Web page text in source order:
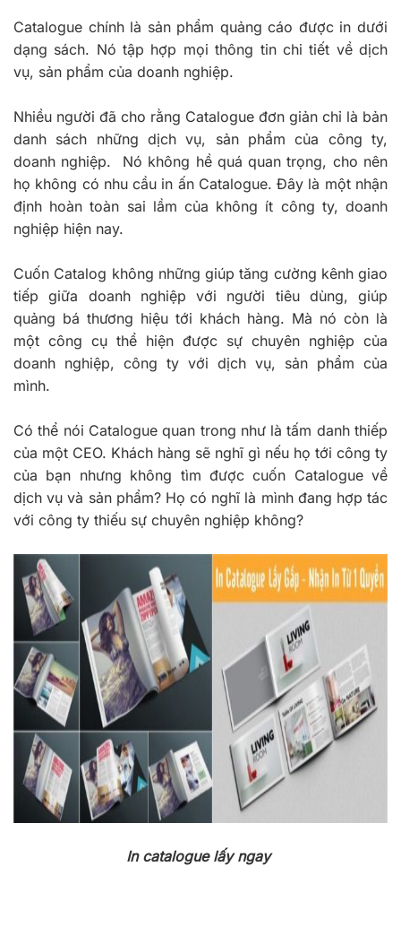
Catalogue chính là sản phẩm quảng cáo được in dưới
dạng sách. Nó tập hợp mọi thông tin chi tiết về dịch
vụ, sản phẩm của doanh nghiệp.
Nhiều người đã cho rằng Catalogue đơn giản chỉ là bản
danh sách những dịch vụ, sản phẩm của công ty,
doanh nghiệp. Nó không hề quá quan trọng, cho nên
họ không có nhu cầu in ấn Catalogue. Đây là một nhận
định hoàn toàn sai lầm của không ít công ty, doanh
nghiệp hiện nay.
Cuốn Catalog không những giúp tăng cường kênh giao
tiếp giữa doanh nghiệp với người tiêu dùng, giúp
quảng bá thương hiệu tới khách hàng. Mà nó còn là
một công cụ thể hiện được sự chuyên nghiệp của
doanh nghiệp, công ty với dịch vụ, sản phẩm của
mình.
Có thể nói Catalogue quan trong như là tấm danh thiếp
của một CEO. Khách hàng sẽ nghĩ gì nếu họ tới công ty
của bạn nhưng không tìm được cuốn Catalogue về
dịch vụ và sản phẩm? Họ có nghĩ là mình đang hợp tác
với công ty thiếu sự chuyên nghiệp không?
In catalogue lấy ngay